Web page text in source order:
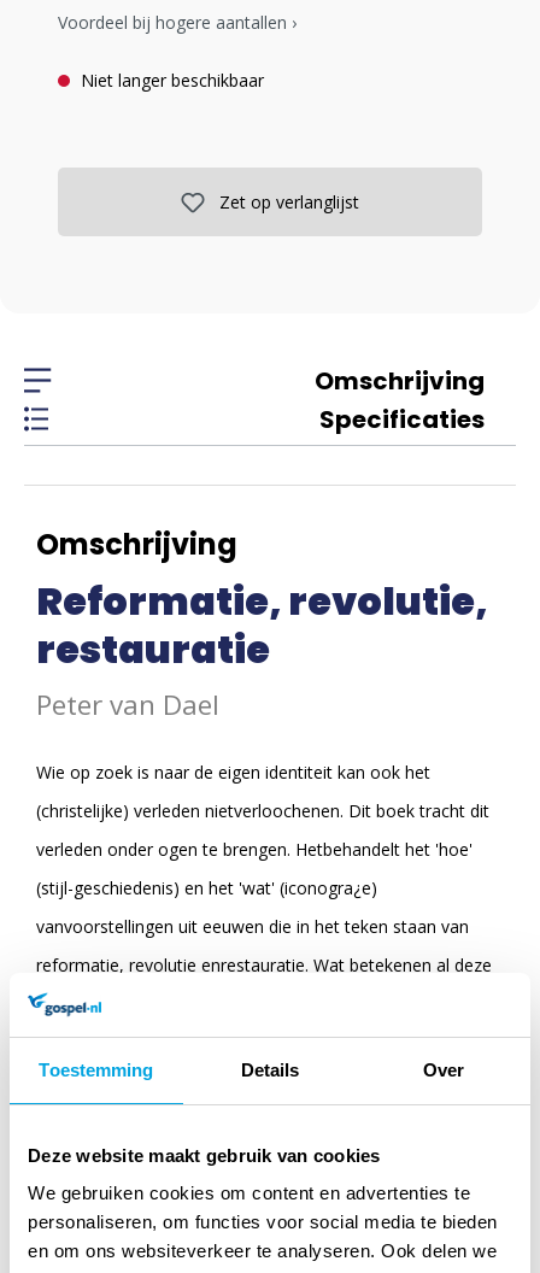
Toestemming Details Over
Deze website maakt gebruik van cookies
We gebruiken cookies om content en advertenties te
personaliseren, om functies voor social media te bieden
en om ons websiteverkeer te analyseren. Ook delen we
Voordeel bij hogere aantallen ›
Niet langer beschikbaar
Zet op verlanglijst
Omschrijving
Specificaties
Omschrijving
Reformatie, revolutie,
restauratie
Peter van Dael
Wie op zoek is naar de eigen identiteit kan ook het
(christelijke) verleden nietverloochenen. Dit boek tracht dit
verleden onder ogen te brengen. Hetbehandelt het 'hoe'
(stijl-geschiedenis) en het 'wat' (iconogra¿e)
vanvoorstellingen uit eeuwen die in het teken staan van
reformatie, revolutie enrestauratie. Wat betekenen al deze
ontwikkelingen voor de verbeelding vanhet geloof?
Theoloog en kunsthistoricus Peter van Dael gaat in op
deverschillen tussen protestantse en katholieke kunst, kijkt
van kerk en hof, behandelt indetail hoe de zelfstandige
kunstenaar zich opnieuw laat inspireren doorBijbel en
geloof, en hoe de kerk zich via de kunst probeert te